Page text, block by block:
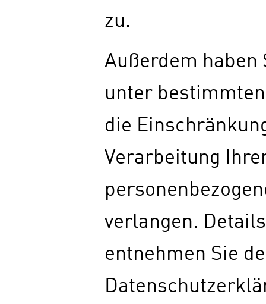
zu.
Außerdem haben
unter
die
Verarbeitung
verlangen.
entnehmen Sie